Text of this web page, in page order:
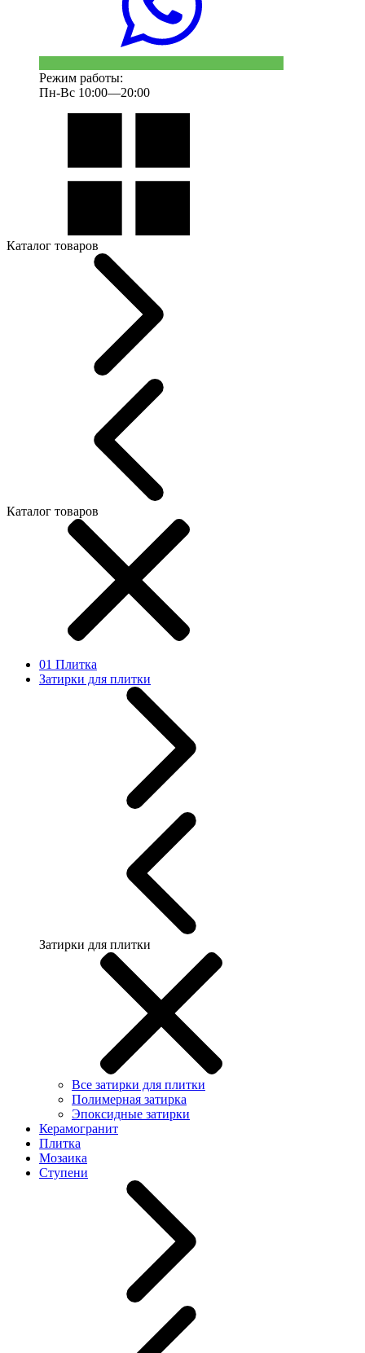
Режим работы:
Пн-Вс 10:00—20:00
Каталог товаров
Каталог товаров
01 Плитка
Затирки для плитки
Затирки для плитки
Все затирки для плитки
Полимерная затирка
Эпоксидные затирки
Керамогранит
Плитка
Мозаика
Ступени